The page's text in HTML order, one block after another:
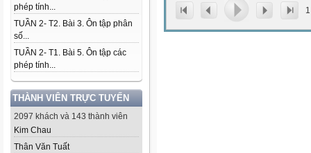
phép tính...
TUẦN 2- T2. Bài 3. Ôn tập phân
số...
TUẦN 2- T1. Bài 5. Ôn tập các
phép tính...
THÀNH VIÊN TRỰC TUYẾN
2097 khách và 143 thành viên
Kim Chau
Thân Văn Tuất
1